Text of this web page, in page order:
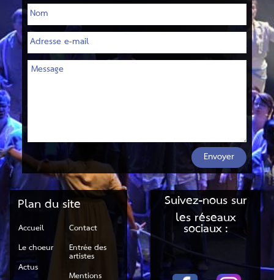
Plan du site
Accueil
Le choeur
Actus
Contact
Entrée des
artistes
Mentions
Suivez-nous sur
les réseaux
sociaux :
Envoyer